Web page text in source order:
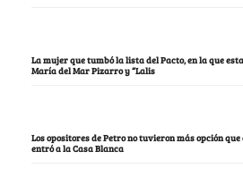
La mujer que tumbó la lista del Pacto, en la que
María del Mar Pizarro y “Lalis
Los opositores de Petro no tuvieron más opción
entró a la Casa Blanca